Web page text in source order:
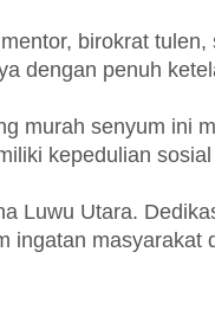
birokrat
dengan penuh
murah senyum ini
kepedulian
Luwu Utara.
ingatan